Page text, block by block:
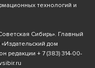
технологий и
Сибирь». Главный
дом
редакции + 7 (383) 314-00-